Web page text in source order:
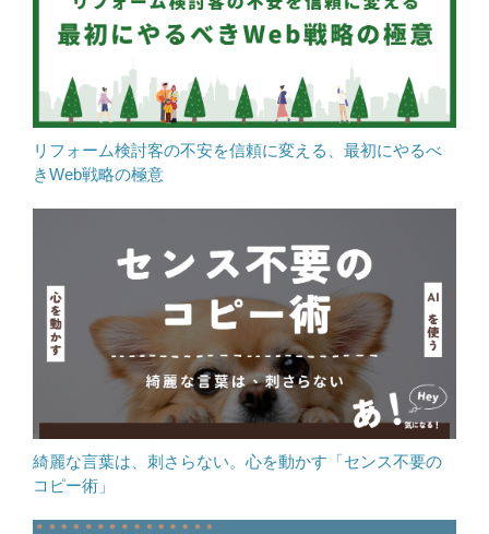
リフォーム検討客の不安を信頼に変える、最初にやるべ
きWeb戦略の極意
綺麗な言葉は、刺さらない。心を動かす「センス不要の
コピー術」